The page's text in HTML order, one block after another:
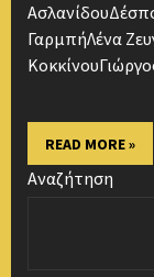
ΓαρμπήΛένα
READ MORE »
Αναζήτηση